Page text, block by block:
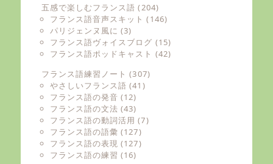
五感で楽しむフランス語 (204)
フランス語音声スキット (146)
パリジェンヌ風に (3)
フランス語ヴォイスブログ (15)
フランス語ポッドキャスト (42)
フランス語練習ノート (307)
やさしいフランス語 (41)
フランス語の発音 (12)
フランス語の文法 (43)
フランス語の動詞活用 (7)
フランス語の語彙 (127)
フランス語の表現 (127)
フランス語の練習 (16)